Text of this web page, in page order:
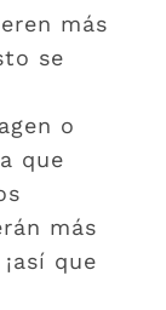
más
se
o
que
más
que